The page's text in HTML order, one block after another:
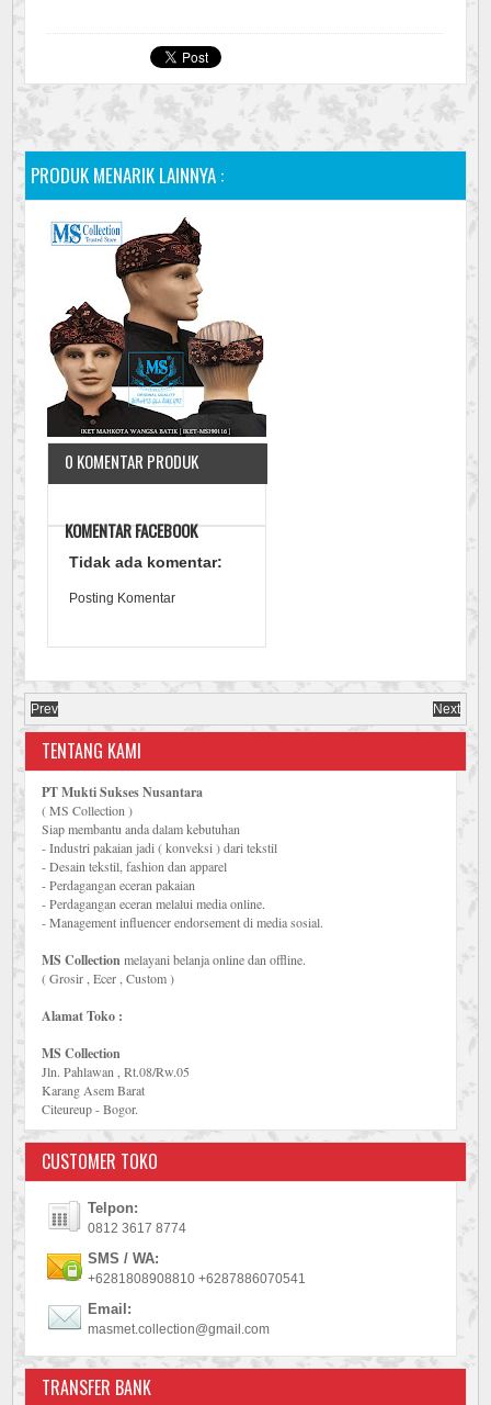
PRODUK MENARIK LAINNYA :
0 KOMENTAR PRODUK
KOMENTAR FACEBOOK
Tidak ada komentar:
Posting Komentar
Prev Next
TENTANG KAMI
PT Mukti Sukses Nusantara
( MS Collection )
Siap membantu anda dalam kebutuhan
- Industri pakaian jadi ( konveksi ) dari tekstil
- Desain tekstil, fashion dan apparel
- Perdagangan eceran pakaian
- Perdagangan eceran melalui media online.
- Management influencer endorsement di media sosial.
MS Collectionmelayani belanja online dan offline.
( Grosir , Ecer , Custom )
Alamat Toko :
MS Collection
Jln. Pahlawan , Rt.08/Rw.05
Karang Asem Barat
Citeureup - Bogor.
CUSTOMER TOKO
Telpon:
0812 3617 8774
SMS / WA:
+6281808908810 +6287886070541
Email:
masmet.collection@gmail.com
TRANSFER BANK